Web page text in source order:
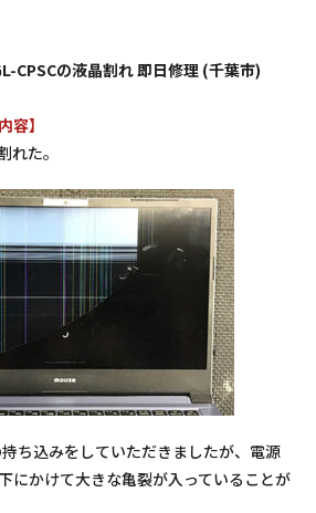
CPSCの液晶割れ 即日修理 (千葉市)
容】
れた。
ち込みをしていただきましたが、電源
にかけて大きな亀裂が入っていることが